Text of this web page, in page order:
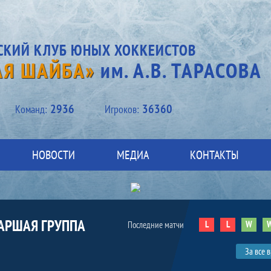
КЛУБ ЮНЫХ ХОККЕИСТОВ
ШАЙБА»им. А.В. ТАРАСОВА
Kоманд: 2936 Игроков: 36360
НОВОСТИ МЕДИА КОНТАКТЫ
ГРУППА
Последние матчи L L W
За все